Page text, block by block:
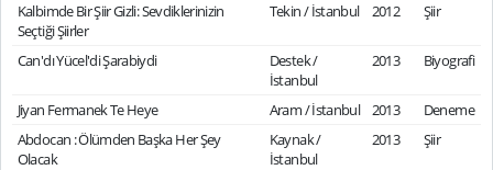
Kalbimde Bir Şiir Gizli: Sevdiklerinizin
Seçtiği Şiirler
Tekin / İstanbul 2012 Şiir
Can'dı Yücel'di Şarabiydi
Destek /
İstanbul
2013 Biyografi
Jiyan Fermanek Te Heye Aram / İstanbul 2013
Deneme
Abdocan : Ölümden Başka Her Şey
Olacak
Kaynak /
İstanbul
2013 Şiir